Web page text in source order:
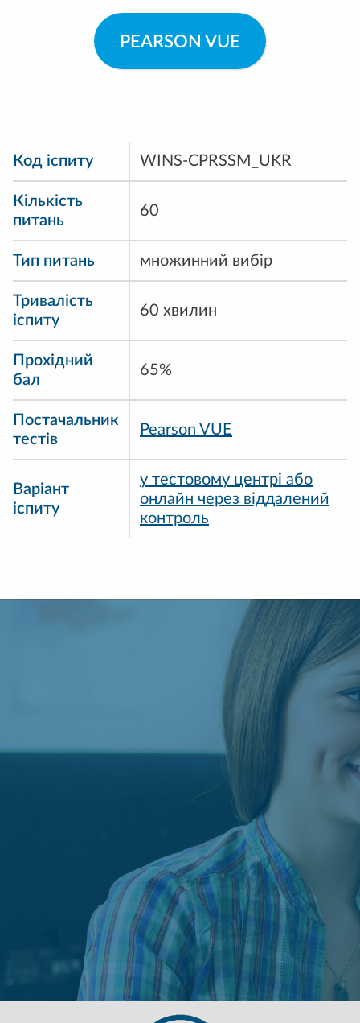
PEARSON VUE
Код іспиту WINS-CPRSSM_UKR
Кількість
питань
60
Тип питань множинний вибір
Тривалість
іспиту
60 хвилин
Прохідний
бал
65%
Постачальник
тестів
Pearson VUE
Варіант
іспиту
у тестовому центрі або
онлайн через віддалений
контроль